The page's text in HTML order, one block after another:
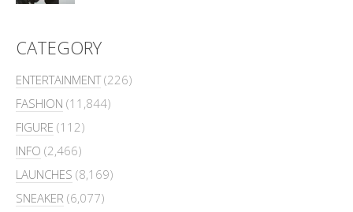
CATEGORY
ENTERTAINMENT(226)
FASHION (11,844)
FIGURE (112)
INFO (2,466)
LAUNCHES (8,169)
SNEAKER (6,077)